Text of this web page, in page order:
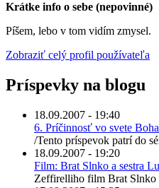
Krátke info o sebe (nepovinné)
Píšem, lebo v tom vidím zmysel.
Zobraziť celý profil používateľa
Príspevky na blogu
18.09.2007 - 19:40
6. Príčinnosť vo svete
/Tento príspevok patrí do
18.09.2007 - 19:20
Film: Brat Slnko a sestra
Zeffirelliho film Brat Slnko